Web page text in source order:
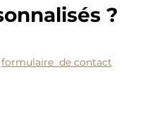
?
formulaire de contact